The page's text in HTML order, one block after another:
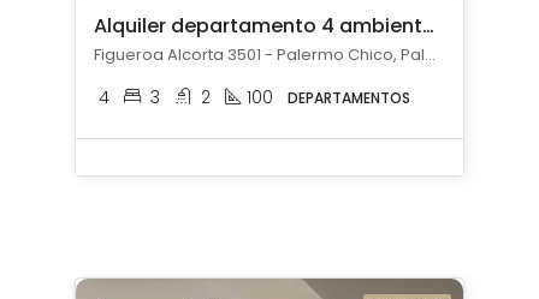
Alquiler departamento 4 ambientes en Palermo Chico
Figueroa Alcorta 3501 - Palermo Chico, Palermo Chico, Capital Federal
4 3 2 100 DEPARTAMENTOS